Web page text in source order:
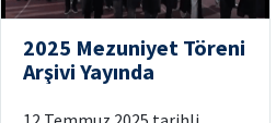
2025 Mezuniyet Töreni
Arşivi Yayında